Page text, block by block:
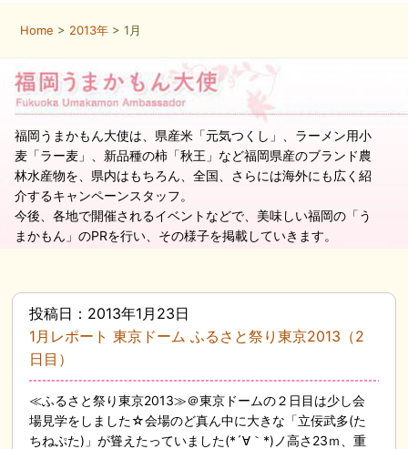
Home > 2013年 > 1月
福岡うまかもん大使は、県産米「元気つくし」、ラーメン用小
麦「ラー麦」、新品種の柿「秋王」など福岡県産のブランド農
林水産物を、県内はもちろん、全国、さらには海外にも広く紹
介するキャンペーンスタッフ。
今後、各地で開催されるイベントなどで、美味しい福岡の「う
まかもん」のPRを行い、その様子を掲載していきます。
投稿日：2013年1月23日
1月レポート 東京ドーム ふるさと祭り東京2013（2
日目）
≪ふるさと祭り東京2013≫＠東京ドームの２日目は少し会
場見学をしました☆会場のど真ん中に大きな「立佞武多(た
ちねぷた)」が聳えたっていました(*´∀｀*)ノ高さ23ｍ、重